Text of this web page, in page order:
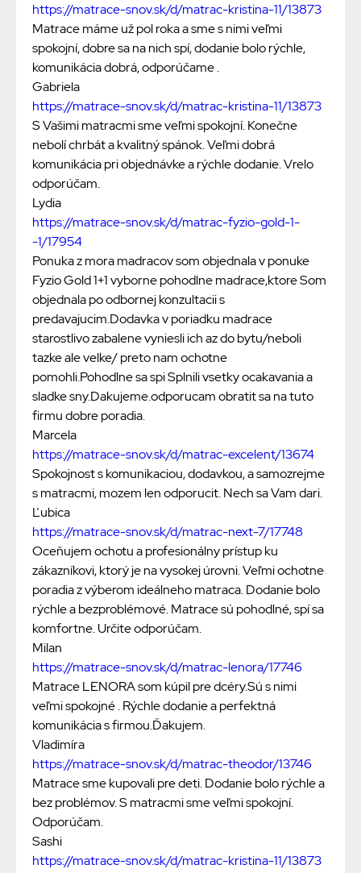
https://matrace-snov.sk/d/matrac-kristina-11/13873
Matrace máme už pol roka a sme s nimi veľmi
spokojní, dobre sa na nich spí, dodanie bolo rýchle,
komunikácia dobrá, odporúčame .
Gabriela
https://matrace-snov.sk/d/matrac-kristina-11/13873
S Vašimi matracmi sme veľmi spokojní. Konečne
nebolí chrbát a kvalitný spánok. Veľmi dobrá
komunikácia pri objednávke a rýchle dodanie. Vrelo
odporúčam.
Lydia
https://matrace-snov.sk/d/matrac-fyzio-gold-1-
-1/17954
Ponuka z mora madracov som objednala v ponuke
Fyzio Gold 1+1 vyborne pohodlne madrace,ktore Som
objednala po odbornej konzultacii s
predavajucim.Dodavka v poriadku madrace
starostlivo zabalene vyniesli ich az do bytu/neboli
tazke ale velke/ preto nam ochotne
pomohli.Pohodlne sa spi Splnili vsetky ocakavania a
sladke sny.Dakujeme.odporucam obratit sa na tuto
firmu dobre poradia.
Marcela
https://matrace-snov.sk/d/matrac-excelent/13674
Spokojnost s komunikaciou, dodavkou, a samozrejme
s matracmi, mozem len odporucit. Nech sa Vam dari.
Ľubica
https://matrace-snov.sk/d/matrac-next-7/17748
Oceňujem ochotu a profesionálny prístup ku
zákazníkovi, ktorý je na vysokej úrovni. Veľmi ochotne
poradia z výberom ideálneho matraca. Dodanie bolo
rýchle a bezproblémové. Matrace sú pohodlné, spí sa
komfortne. Určite odporúčam.
Milan
https://matrace-snov.sk/d/matrac-lenora/17746
Matrace LENORA som kúpil pre dcéry.Sú s nimi
veľmi spokojné . Rýchle dodanie a perfektná
komunikácia s firmou.Ďakujem.
Vladimíra
https://matrace-snov.sk/d/matrac-theodor/13746
Matrace sme kupovali pre deti. Dodanie bolo rýchle a
bez problémov. S matracmi sme veľmi spokojní.
Odporúčam.
Sashi
https://matrace-snov.sk/d/matrac-kristina-11/13873